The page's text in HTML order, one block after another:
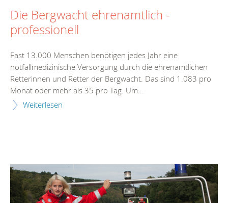
Die Bergwacht ehrenamtlich -
professionell
Fast 13.000 Menschen benötigen jedes Jahr eine
notfallmedizinische Versorgung durch die ehrenamtlichen
Retterinnen und Retter der Bergwacht. Das sind 1.083 pro
Monat oder mehr als 35 pro Tag. Um...
Weiterlesen